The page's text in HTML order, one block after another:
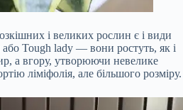
і великих рослин є і види
або Tough lady — вони ростуть, як і
а вгору, утворюючи невелике
ліміфолія, але більшого розміру.